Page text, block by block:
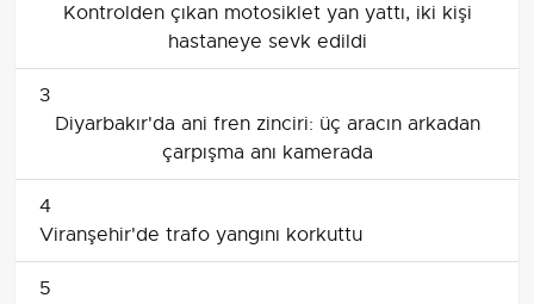
Kontrolden çıkan motosiklet yan yattı, iki kişi
hastaneye sevk edildi
3
Diyarbakır'da ani fren zinciri: üç aracın arkadan
çarpışma anı kamerada
4
Viranşehir'de trafo yangını korkuttu
5